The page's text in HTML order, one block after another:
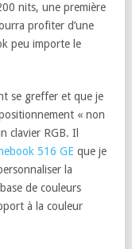
nits, une première
profiter d’une
peu importe le
se greffer et que je
« non
clavier RGB. Il
516 GE que je
la
de couleurs
à la couleur